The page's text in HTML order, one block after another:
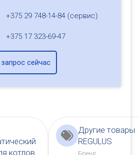
+375 29 748-14-84 (сервис)
+375 17 323-69-47
сейчас
котлов
Другие товары
REGULUS
Бренд